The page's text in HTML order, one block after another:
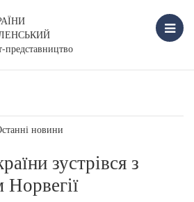
представництво
новини
зустрівся з